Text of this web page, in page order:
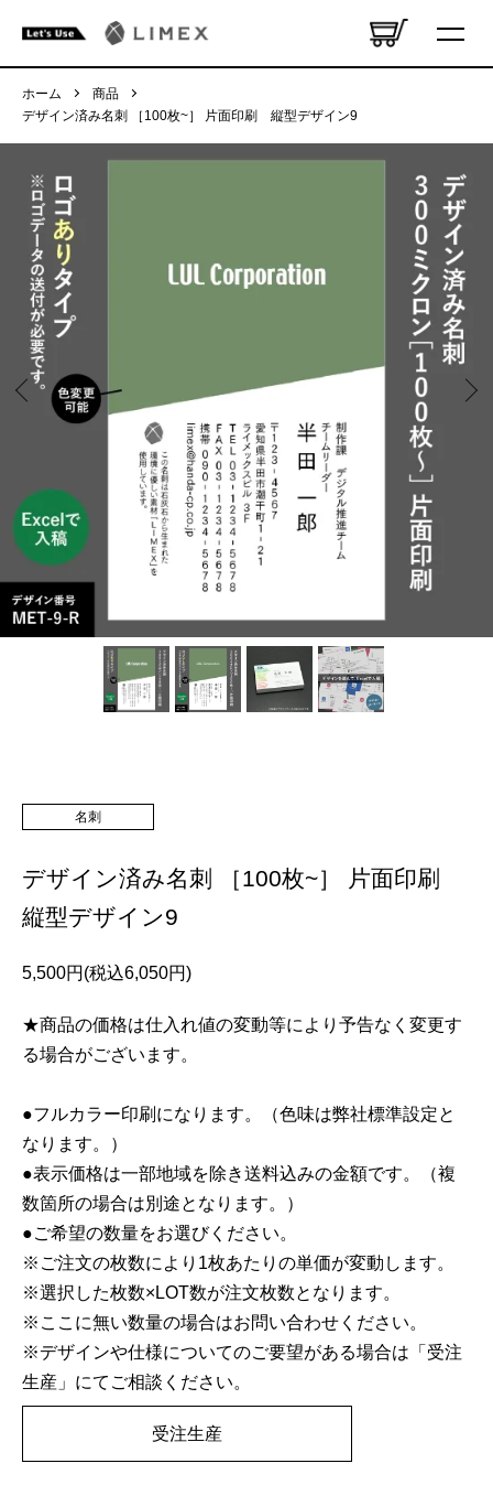
ホーム
商品
デザイン済み名刺 ［100枚~］ 片面印刷 縦型デザイン9
名刺
デザイン済み名刺 ［100枚~］ 片面印刷
縦型デザイン9
5,500円(税込6,050円)
★商品の価格は仕入れ値の変動等により予告なく変更す
る場合がございます。
●フルカラー印刷になります。（色味は弊社標準設定と
なります。）
●表示価格は一部地域を除き送料込みの金額です。（複
数箇所の場合は別途となります。）
●ご希望の数量をお選びください。
※ご注文の枚数により1枚あたりの単価が変動します。
※選択した枚数×LOT数が注文枚数となります。
※ここに無い数量の場合はお問い合わせください。
※デザインや仕様についてのご要望がある場合は「受注
生産」にてご相談ください。
受注生産